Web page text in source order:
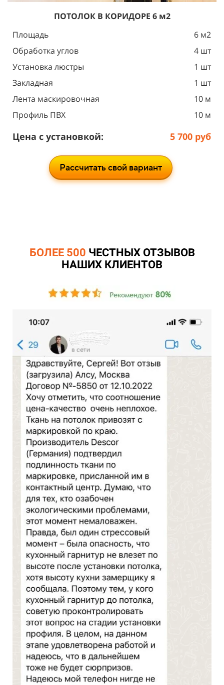
ПОТОЛОК В КОРИДОРЕ 6 м2
Площадь
6 м2
Обработка углов
4 шт
Установка люстры
1 шт
Закладная
1 шт
Лента маскировочная
10 м
Профиль ПВХ
10 м
Цена с установкой: 5 700 руб
Рассчитать свой вариант
БОЛЕЕ 500 ЧЕСТНЫХ ОТЗЫВОВ
НАШИХ КЛИЕНТОВ